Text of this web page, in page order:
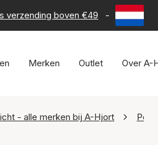
verzending boven €49 - 60 dagen
Merken Outlet Over A-
- alle merken bij A-Hjort